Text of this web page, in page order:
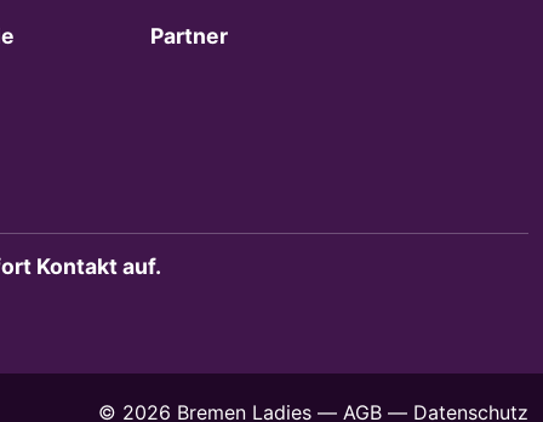
Partner
Kontakt auf.
© 2026 Bremen Ladies — AGB — Datenschutz